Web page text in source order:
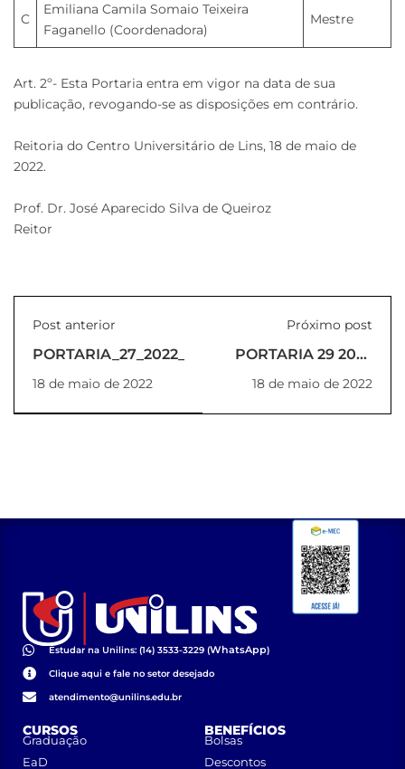
C
Emiliana Camila Somaio Teixeira
Faganello (Coordenadora)
Mestre
Art. 2º- Esta Portaria entra em vigor na data de sua
publicação, revogando-se as disposições em contrário.
Reitoria do Centro Universitário de Lins, 18 de maio de
2022.
Prof. Dr. José Aparecido Silva de Queiroz
Reitor
Post anterior
PORTARIA_27_2022_REITORIA
18 de maio de 2022
Próximo post
PORTARIA 29 2022
REITORIA
18 de maio de 2022
Estudar na Unilins: (14) 3533-3229 (WhatsApp)
Clique aqui e fale no setor desejado
atendimento@unilins.edu.br
CURSOS
Graduação
EaD
BENEFÍCIOS
Bolsas
Descontos